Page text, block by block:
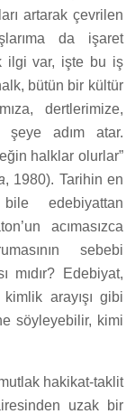
artarak çevrilen
da işaret
ilgi var, işte bu iş
bütün bir kültür
dertlerimize,
şeye adım atar.
halklar olurlar”
, 1980). Tarihin en
edebiyattan
acımasızca
sebebi
mıdır? Edebiyat,
arayışı gibi
söyleyebilir, kimi
hakikat-taklit
uzak bir